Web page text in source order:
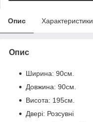
Опис Характеристики
Опис
Ширина: 90см.
Довжина: 90см.
Висота: 195см.
Двері: Розсувні